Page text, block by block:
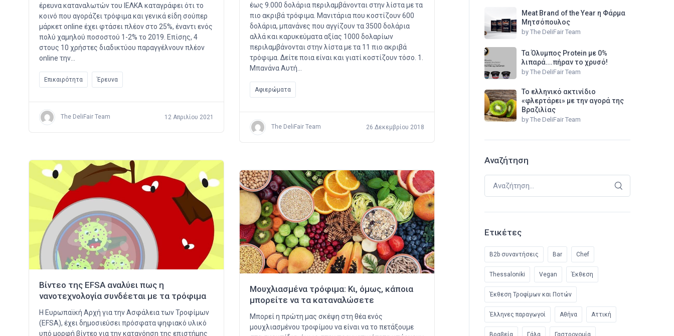
έρευνα καταναλωτών του ΙΕΛΚΑ καταγράφει ότι το
κοινό που αγοράζει τρόφιμα και γενικά είδη σούπερ
μάρκετ online έχει φτάσει πλέον στο 25%, έναντι ενός
πολύ χαμηλού ποσοστού 1-2% το 2019. Επίσης, 4
στους 10 χρήστες διαδικτύου παραγγέλνουν πλέον
online την…
Επικαιρότητα Έρευνα
The DeliFair Team 12 Απριλίου 2021
έως 9.000 δολάρια περιλαμβάνονται στην λίστα με τα
πιο ακριβά τρόφιμα. Μανιτάρια που κοστίζουν 600
δολάρια, μπανάνες που αγγίζουν τα 3500 δολάρια
αλλά και καρυκεύματα αξίας 1000 δολαρίων
περιλαμβάνονται στην λίστα με τα 11 πιο ακριβά
τρόφιμα. Δείτε ποια είναι και γιατί κοστίζουν τόσο. 1.
Μπανάνα Αυτή…
Αφιερώματα
The DeliFair Team 26 Δεκεμβρίου 2018
Βίντεο της EFSA αναλύει πως η
νανοτεχνολογία συνδέεται με τα τρόφιμα
Η Ευρωπαϊκή Αρχή για την Ασφάλεια των Τροφίμων
(EFSA), έχει δημοσιεύσει πρόσφατα ψηφιακό υλικό
υπό μορφή βίντεο για την κατανόηση της επιστήμης
Μουχλιασμένα τρόφιμα: Κι, όμως, κάποια
μπορείτε να τα καταναλώσετε
Μπορεί η πρώτη μας σκέψη στη θέα ενός
μουχλιασμένου τροφίμου να είναι να το πετάξουμε
Meat Brand of the Year η Φάρμα
Μητσόπουλος
by The DeliFair Team
Τα Όλυμπος Protein με 0%
λιπαρά….πήραν το χρυσό!
by The DeliFair Team
Το ελληνικό ακτινίδιο
«φλερτάρει» με την αγορά της
Βραζιλίας
by The DeliFair Team
Αναζήτηση
Αναζήτηση για:
Ετικέτες
B2b συναντήσεις Bar Chef
Thessaloniki Vegan Έκθεση
Έκθεση Τροφίμων και Ποτών
Έλληνες παραγωγοί Αθήνα Αττική
Βραβεία Γάλα Γαστρονομία